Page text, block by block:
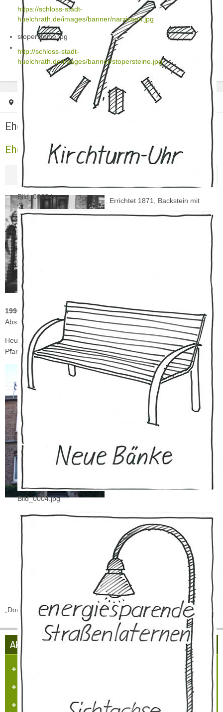
Bild_0003.jpg
Bild_0004.jpg
https://schloss-stadt-
huelchrath.de/images/banner/narzissen.jpg
stopersteine.jpg
http://schloss-stadt-
huelchrath.de/images/banner/stopersteine.jpg
Startseite Ehemaliges Pfarrhaus (6)
Ehemaliges Pfarrhaus (6)
Ehemaliges Pfarrhaus (6)
Errichtet 1871, Backstein mit
neugotischen Schmuckformen
1996/97
Sanierung der Klinkerfassade und der Dachein-deckung in
Abstimmung mit der Denkmalbehörde
Heute wird das Gebäude genutzt zu Wohnzwecken und als
Pfarrbüro der Pfarrgemeinde „St. Sebastianus".
„Dorfgemeinschaft Hülchrath" / Februar 2005
AKTUELLES AUS HÜLCHRATH
Herzlich Willkommen in Hülchrath
Führungen in der Schloss-Stadt-Hülchrath
Mängelmelder der Stadt GV